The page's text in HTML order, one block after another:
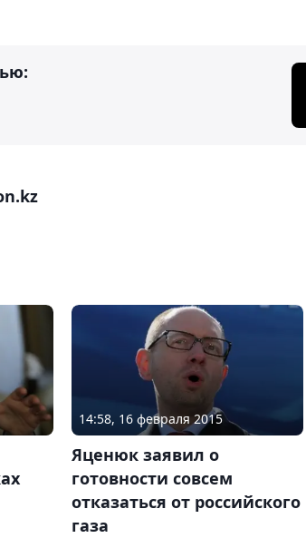
14:58, 16 февраля 2015
Яценюк заявил о
готовности совсем
отказаться от российского
газа